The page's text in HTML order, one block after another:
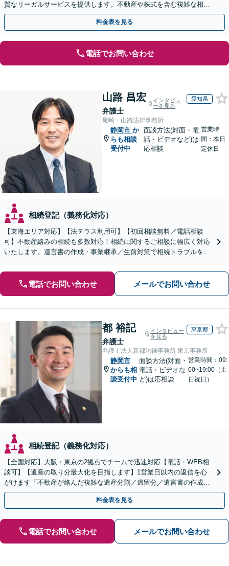
質なリーガルサービスを提供します。不動産や株式を含む複雑な相続
もお任せください【休日・夜間対応OK】
料金表を見る
電話でお問い合わせ
山路 昌宏
弁護士
インタビュ
ーを見る
愛知県
尾崎・山路法律事務所
静岡市 か
らも相談
受付中
面談方法(対面・電
話・ビデオなど)は
応相談
営業時
間：本日
定休日
相続登記（義務化対応）
【東海エリア対応】【法テラス利用可】【初回相談無料／電話相談
可】不動産絡みの相続も多数対応！相続に関するご相談に幅広く対応
いたします。遺言書の作成・事業継承／生前対策で相続トラブルを回
電話でお問い合わせ メールでお問い合わせ
都 裕記
弁護士
インタビュー
を見る
東京都
弁護士法人新都法律事務所 東京事務所
静岡市
からも相
談受付中
面談方法(対面・
電話・ビデオな
ど)は応相談
営業時間：09:
00~19:00（土
日祝日）
相続登記（義務化対応）
【全国対応】大阪・東京の2拠点でチームで迅速対応【電話・WEB相
談可】【遺産の取り分最大化を目指します】1営業日以内の返信を心
がけます「不動産が絡んだ複雑な遺産分割／遺留分／遺言書の作成・
執行／事業承継など、お任せください」【休日相談あり】
料金表を見る
電話でお問い合わせ メールでお問い合わせ